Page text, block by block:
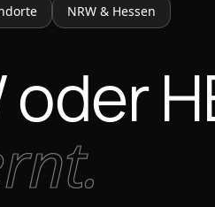
NRW & Hessen
oder